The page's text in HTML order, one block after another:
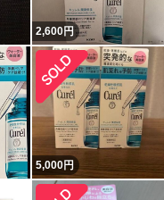
2,600円
5,000円